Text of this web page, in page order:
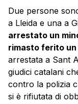
Due persone
a Lleida e una a
arrestato un
rimasto ferito
arrestata a Sant
giudici catalani
contro la polizia
si è rifiutata di